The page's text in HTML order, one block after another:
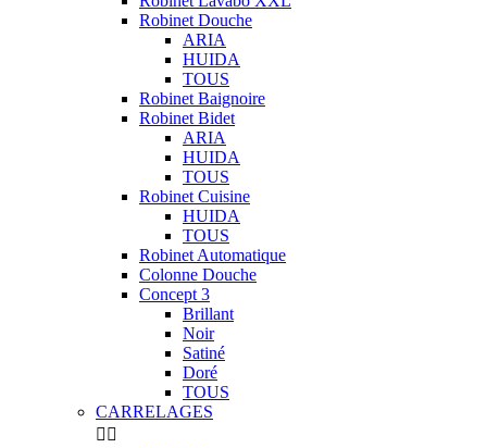
Robinet Douche
ARIA
HUIDA
TOUS
Robinet Baignoire
Robinet Bidet
ARIA
HUIDA
TOUS
Robinet Cuisine
HUIDA
TOUS
Robinet Automatique
Colonne Douche
Concept 3
Brillant
Noir
Satiné
Doré
TOUS
CARRELAGES
 